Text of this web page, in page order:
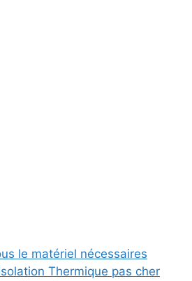
le matériel nécessaires
Thermique pas cher